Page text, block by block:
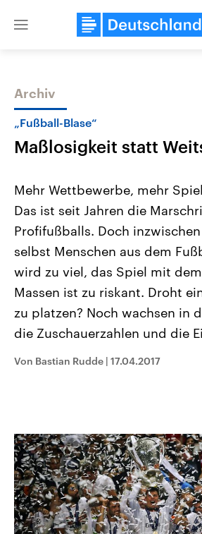
Close
Themen
USA
Aktuelle Beiträge, Analysen und
Hintergründe
Wirtschaftlich und militärisch
gehören die Vereinigten Staaten zu
mit großem Einfluss auf das
Sendungen Programm
Archiv
„Fußball-Blase“
Maßlosigkeit statt
Mehr Wettbewerbe, mehr
Das ist seit Jahren die
Profifußballs. Doch
selbst Menschen aus dem
wird zu viel, das Spiel mit
Massen ist zu riskant. Droht
zu platzen? Noch wachsen in
die Zuschauerzahlen und die
Von Bastian Rudde | 17.04.2017